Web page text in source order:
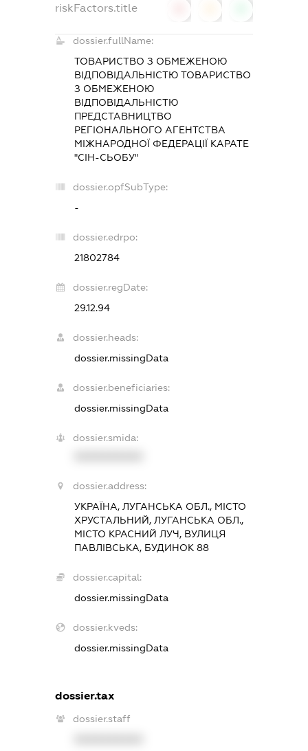
riskFactors.title
dossier.fullName:
ТОВАРИСТВО З ОБМЕЖЕНОЮ
ВІДПОВІДАЛЬНІСТЮ ТОВАРИСТВО
З ОБМЕЖЕНОЮ
ВІДПОВІДАЛЬНІСТЮ
ПРЕДСТАВНИЦТВО
РЕГІОНАЛЬНОГО АГЕНТСТВА
МІЖНАРОДНОЇ ФЕДЕРАЦІЇ КАРАТЕ
"СІН-СЬОБУ"
dossier.opfSubType:
-
dossier.edrpo:
21802784
dossier.regDate:
29.12.94
dossier.heads:
dossier.missingData
dossier.beneficiaries:
dossier.missingData
dossier.smida:
dossier.address:
УКРАЇНА, ЛУГАНСЬКА ОБЛ., МІСТО
ХРУСТАЛЬНИЙ, ЛУГАНСЬКА ОБЛ.,
МІСТО КРАСНИЙ ЛУЧ, ВУЛИЦЯ
ПАВЛІВСЬКА, БУДИНОК 88
dossier.capital:
dossier.missingData
dossier.kveds:
dossier.missingData
dossier.tax
dossier.staff